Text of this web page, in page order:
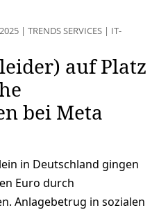
| TRENDS SERVICES | IT-
auf Platz
bei Meta
in Deutschland gingen
Euro durch
Anlagebetrug in sozialen